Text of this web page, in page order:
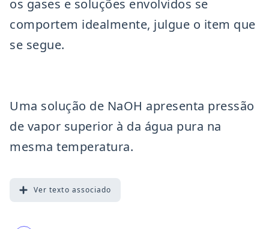
os gases e soluções envolvidos se
comportem idealmente, julgue o item que
se segue.
Uma solução de NaOH apresenta pressão
de vapor superior à da água pura na
mesma temperatura.
Ver texto associado